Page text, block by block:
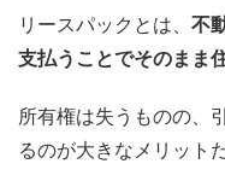
リースパックとは、 不
支払うことでそのまま
所有権は失うものの、
るのが大きなメリット